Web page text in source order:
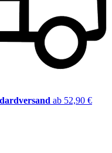
ab 52,90 €